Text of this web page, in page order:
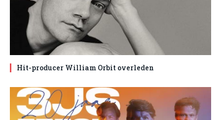
Hit-producer William Orbit overleden